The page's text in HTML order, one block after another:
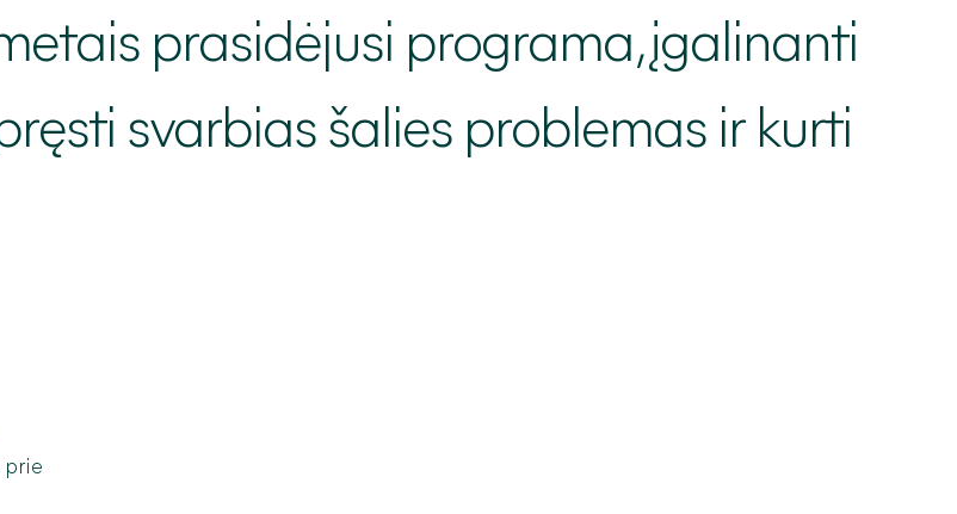
prasidėjusi programa, įgalinanti
svarbias šalies problemas ir kurti
prie